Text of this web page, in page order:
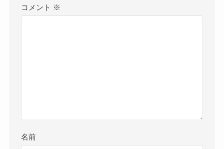
コメント ※
名前